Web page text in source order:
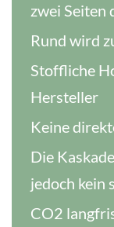
zwei Seiten
Rund wird
Stoffliche
Hersteller
Keine
Die
jedoch kein
CO2